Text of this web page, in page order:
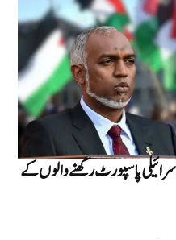
پاسپورٹ رکھنے والوں کے